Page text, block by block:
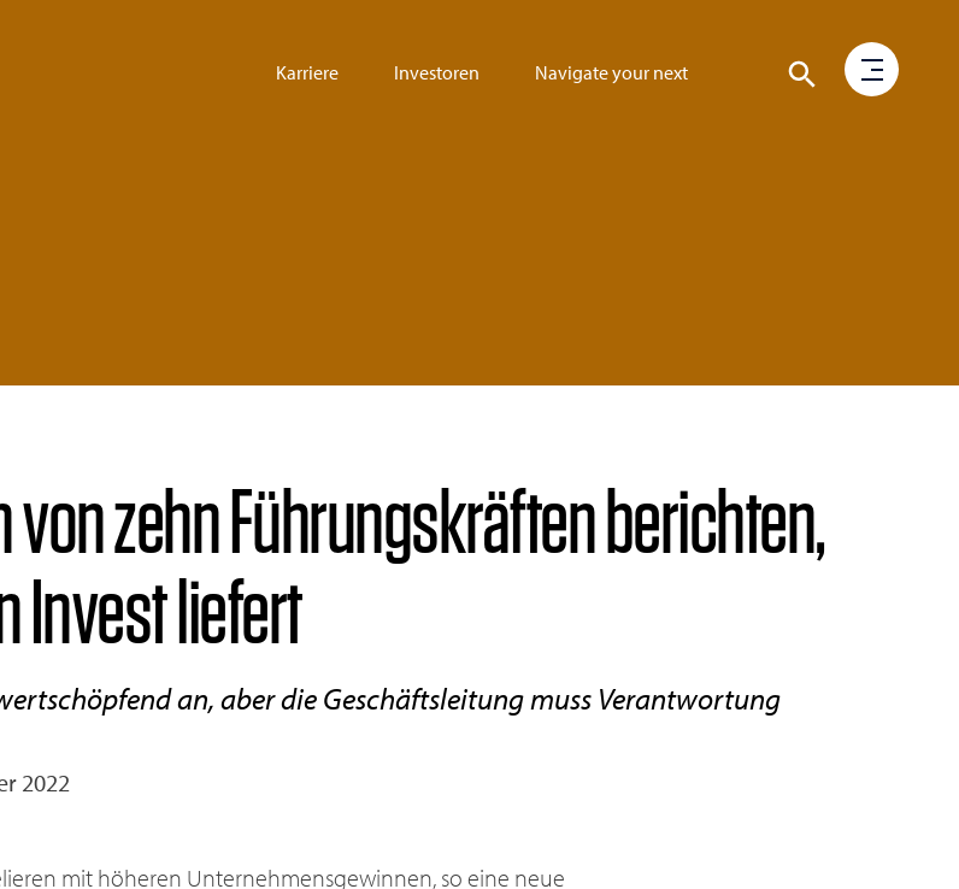
Karriere Investoren Navigate your next
zehn Führungskräften berichten,
Invest liefert
an, aber die Geschäftsleitung muss Verantwortung
2022
mit höheren Unternehmensgewinnen, so eine neue